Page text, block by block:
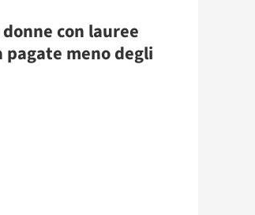
con lauree
meno degli